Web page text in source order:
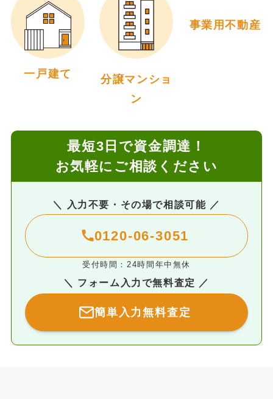
一戸建て
分譲マンショ
ン
事業用不動産
最短3日で資金調達！
お気軽にご相談ください
＼ 入力不要・その場で相談可能 ／
0120-06-3051
受付時間：24時間年中無休
＼ フォーム入力で無料査定 ／
簡単入力無料査定